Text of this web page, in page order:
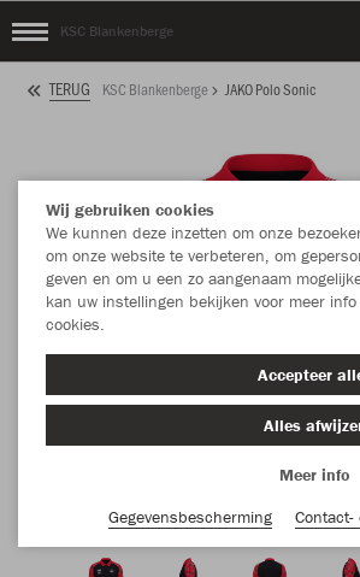
KSC Blankenberge
TERUG KSC Blankenberge JAKO Polo Sonic
Wij gebruiken cookies
We kunnen deze inzetten om onze
om onze website te verbeteren, om
geven en om u een zo aangenaam
kan uw instellingen bekijken voor meer
cookies.
Accepteer
Alles
Meer info
Gegevensbescherming
Contact-